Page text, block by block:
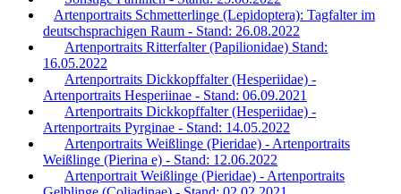
Artenportraits Schmetterlinge (Lepidoptera): Tagfalter im
deutschsprachigen Raum - Stand: 26.08.2022
Artenportraits Ritterfalter (Papilionidae) Stand:
16.05.2022
Artenportraits Dickkopffalter (Hesperiidae) -
Artenportraits Hesperiinae - Stand: 06.09.2021
Artenportraits Dickkopffalter (Hesperiidae) -
Artenportraits Pyrginae - Stand: 14.05.2022
Artenportraits Weißlinge (Pieridae) - Artenportraits
Weißlinge (Pierina e) - Stand: 12.06.2022
Artenportrait Weißlinge (Pieridae) - Artenportraits